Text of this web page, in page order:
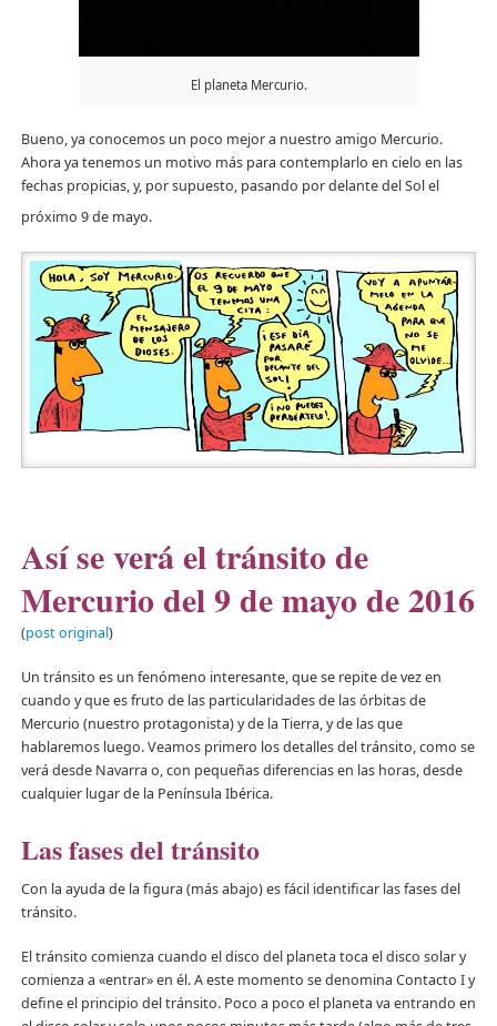
El planeta Mercurio.
Bueno, ya conocemos un poco mejor a nuestro amigo Mercurio.
Ahora ya tenemos un motivo más para contemplarlo en cielo en las
fechas propicias, y, por supuesto, pasando por delante del Sol el
próximo 9 de mayo.
Así se verá el tránsito de
Mercurio del 9 de mayo de 2016
(post original)
Un tránsito es un fenómeno interesante, que se repite de vez en
cuando y que es fruto de las particularidades de las órbitas de
Mercurio (nuestro protagonista) y de la Tierra, y de las que
hablaremos luego. Veamos primero los detalles del tránsito, como se
verá desde Navarra o, con pequeñas diferencias en las horas, desde
cualquier lugar de la Península Ibérica.
Las fases del tránsito
Con la ayuda de la figura (más abajo) es fácil identificar las fases del
tránsito.
El tránsito comienza cuando el disco del planeta toca el disco solar y
comienza a «entrar» en él. A este momento se denomina Contacto I y
define el principio del tránsito. Poco a poco el planeta va entrando en